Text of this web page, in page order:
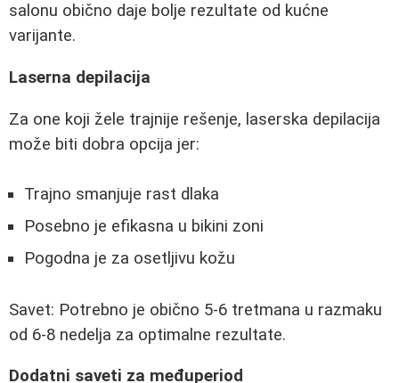
salonu obično daje bolje rezultate od kućne
varijante.
Laserna depilacija
Za one koji žele trajnije rešenje, laserska depilacija
može biti dobra opcija jer:
Trajno smanjuje rast dlaka
Posebno je efikasna u bikini zoni
Pogodna je za osetljivu kožu
Savet: Potrebno je obično 5-6 tretmana u razmaku
od 6-8 nedelja za optimalne rezultate.
Dodatni saveti za međuperiod